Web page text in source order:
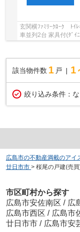
玄関横ﾌｧﾐﾘｰｸﾛｰｸ ﾄｲ
車並列2台 家具付(ﾀﾞｲﾆ
該当物件数 1 戸 1
絞り込み条件：
広島市の不動産満載のアイ
廿日市市 > 桜尾の戸建(売
市区町村から探す
広島市安佐南区 / 広
広島市西区 / 広島市
廿日市市 / 広島市安